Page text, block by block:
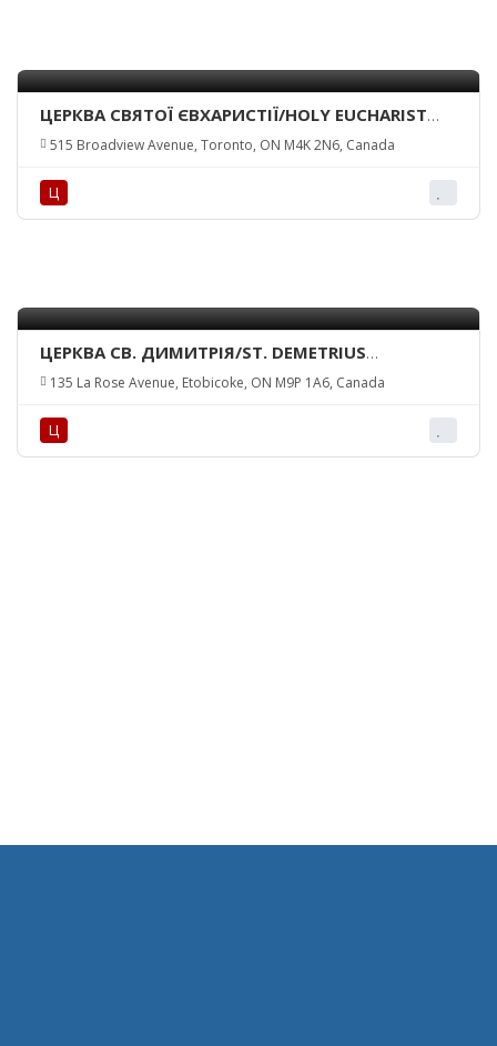
ЦЕРКВА СВЯТОЇ ЄВХАРИСТІЇ/HOLY EUCHARIST
CHURCH
515 Broadview Avenue, Toronto, ON M4K 2N6, Canada
Ц
ЦЕРКВА СВ. ДИМИТРІЯ/ST. DEMETRIUS
BYZANTINE UCC
135 La Rose Avenue, Etobicoke, ON M9P 1A6, Canada
Ц